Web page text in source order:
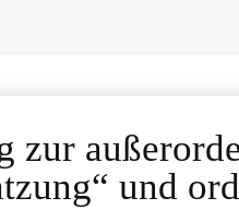
zur
und